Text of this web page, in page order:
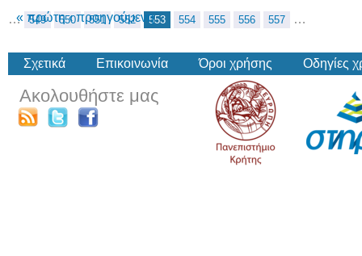
« πρώτη ‹ προηγούμενη
… 549 550 551 552 553 554 555 556 557 …
Σχετικά Επικοινωνία Όροι χρήσης Οδηγίες
Ακολουθήστε μας